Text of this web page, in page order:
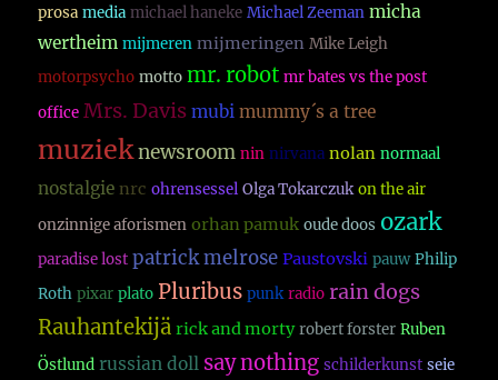
prosa media michael haneke Michael Zeeman micha
wertheim mijmeren mijmeringen Mike Leigh
motorpsycho motto mr. robot mr bates vs the post
office Mrs. Davis mubi mummy´s a tree
muzieknewsroom nin nirvana nolan normaal
nostalgie nrc ohrensessel Olga Tokarczuk on the air
onzinnige aforismen orhan pamuk oude doos ozark
paradise lost patrick melrose Paustovski pauw Philip
Roth pixar plato Pluribus punk radio rain dogs
Rauhantekijä rick and morty robert forster Ruben
Östlund russian doll say nothing schilderkunst seie